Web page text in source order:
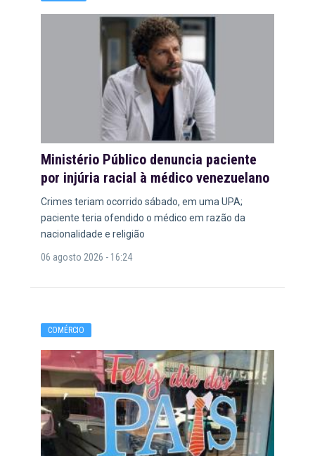
Ministério Público denuncia paciente
por injúria racial à médico venezuelano
Crimes teriam ocorrido sábado, em uma UPA;
paciente teria ofendido o médico em razão da
nacionalidade e religião
06 agosto 2026 - 16:24
COMÉRCIO